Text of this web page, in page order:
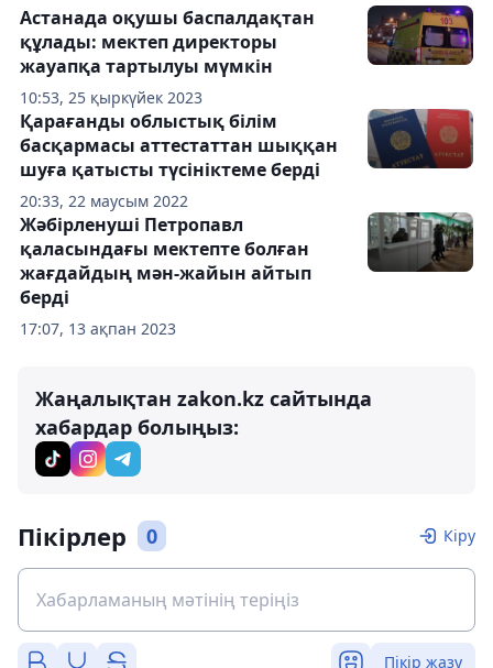
10:53, 25 қыркүйек 2023
Астанада оқушы баспалдақтан
құлады: мектеп директоры
жауапқа тартылуы мүмкін
20:33, 22 маусым 2022
Қарағанды облыстық білім
басқармасы аттестаттан шыққан
шуға қатысты түсініктеме берді
17:07, 13 ақпан 2023
Жәбірленуші Петропавл
қаласындағы мектепте болған
жағдайдың мән-жайын айтып
берді
Жаңалықтан zakon.kz сайтында
хабардар болыңыз:
Пікірлер 0 Кіру
Пікір жазу